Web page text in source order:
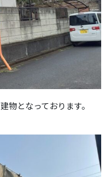
物となっております。